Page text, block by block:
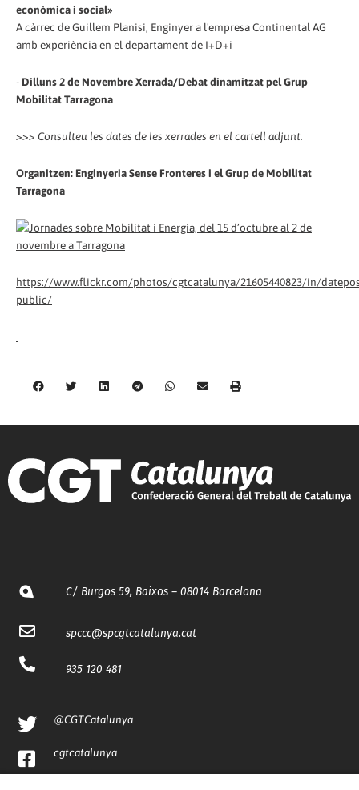
econòmica i social»
A càrrec de Guillem Planisi, Enginyer a l'empresa Continental AG
amb experiència en el departament de I+D+i
- Dilluns 2 de Novembre Xerrada/Debat dinamitzat pel Grup
Mobilitat Tarragona
>>> Consulteu les dates de les xerrades en el cartell adjunt.
Organitzen: Enginyeria Sense Fronteres i el Grup de Mobilitat
Tarragona
https://www.flickr.com/photos/cgtcatalunya/21605440823/in/
public/
C/ Burgos 59, Baixos – 08014 Barcelona
spccc@spcgtcatalunya.cat
935 120 481
@CGTCatalunya
cgtcatalunya